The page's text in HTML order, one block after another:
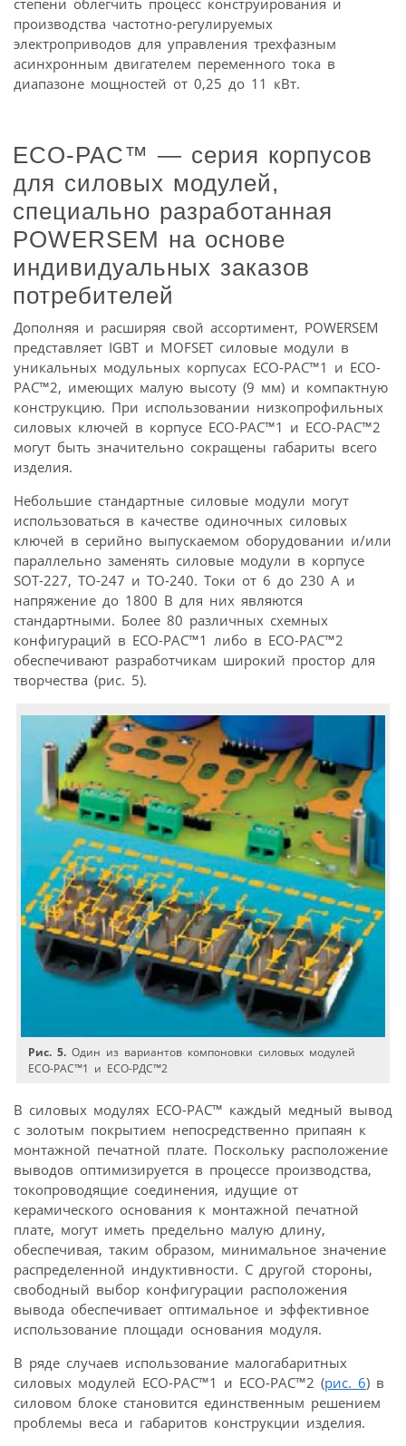
степени облегчить процесс конструирования и
производства частотно-регулируемых
электроприводов для управления трехфазным
асинхронным двигателем переменного тока в
диапазоне мощностей от 0,25 до 11 кВт.
ECO-PAC™ — серия корпусов
для силовых модулей,
специально разработанная
POWERSEM на основе
индивидуальных заказов
потребителей
Дополняя и расширяя свой ассортимент, POWERSEM
представляет IGBT и MOFSET силовые модули в
уникальных модульных корпусах ECO-PAC™1 и ECO-
PAC™2, имеющих малую высоту (9 мм) и компактную
конструкцию. При использовании низкопрофильных
силовых ключей в корпусе ECO-PAC™1 и ECO-PAC™2
могут быть значительно сокращены габариты всего
изделия.
Небольшие стандартные силовые модули могут
использоваться в качестве одиночных силовых
ключей в серийно выпускаемом оборудовании и/или
параллельно заменять силовые модули в корпусе
SOT-227, TO-247 и ТО-240. Токи от 6 до 230 А и
напряжение до 1800 В для них являются
стандартными. Более 80 различных схемных
конфигураций в ECO-PAC™1 либо в ECO-PAC™2
обеспечивают разработчикам широкий простор для
творчества (рис. 5).
Рис. 5. Один из вариантов компоновки силовых модулей
ЕСО-РАС™1 и ЕСО-РДС™2
В силовых модулях ECO-PAC™ каждый медный вывод
с золотым покрытием непосредственно припаян к
монтажной печатной плате. Поскольку расположение
выводов оптимизируется в процессе производства,
токопроводящие соединения, идущие от
керамического основания к монтажной печатной
плате, могут иметь предельно малую длину,
обеспечивая, таким образом, минимальное значение
распределенной индуктивности. С другой стороны,
свободный выбор конфигурации расположения
вывода обеспечивает оптимальное и эффективное
использование площади основания модуля.
В ряде случаев использование малогабаритных
силовых модулей ECO-PAC™1 и ECO-PAC™2 (рис. 6) в
силовом блоке становится единственным решением
проблемы веса и габаритов конструкции изделия.